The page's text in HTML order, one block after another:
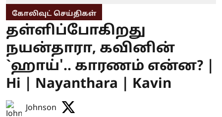
கோலிவுட் செய்திகள்
தள்ளிப்போகிறது
நயன்தாரா, கவினின்
`ஹாய்'.. காரணம் என்ன? |
Hi | Nayanthara | Kavin
Johnson